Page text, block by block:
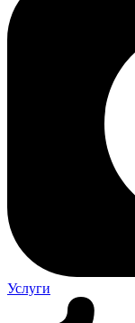
Услуги